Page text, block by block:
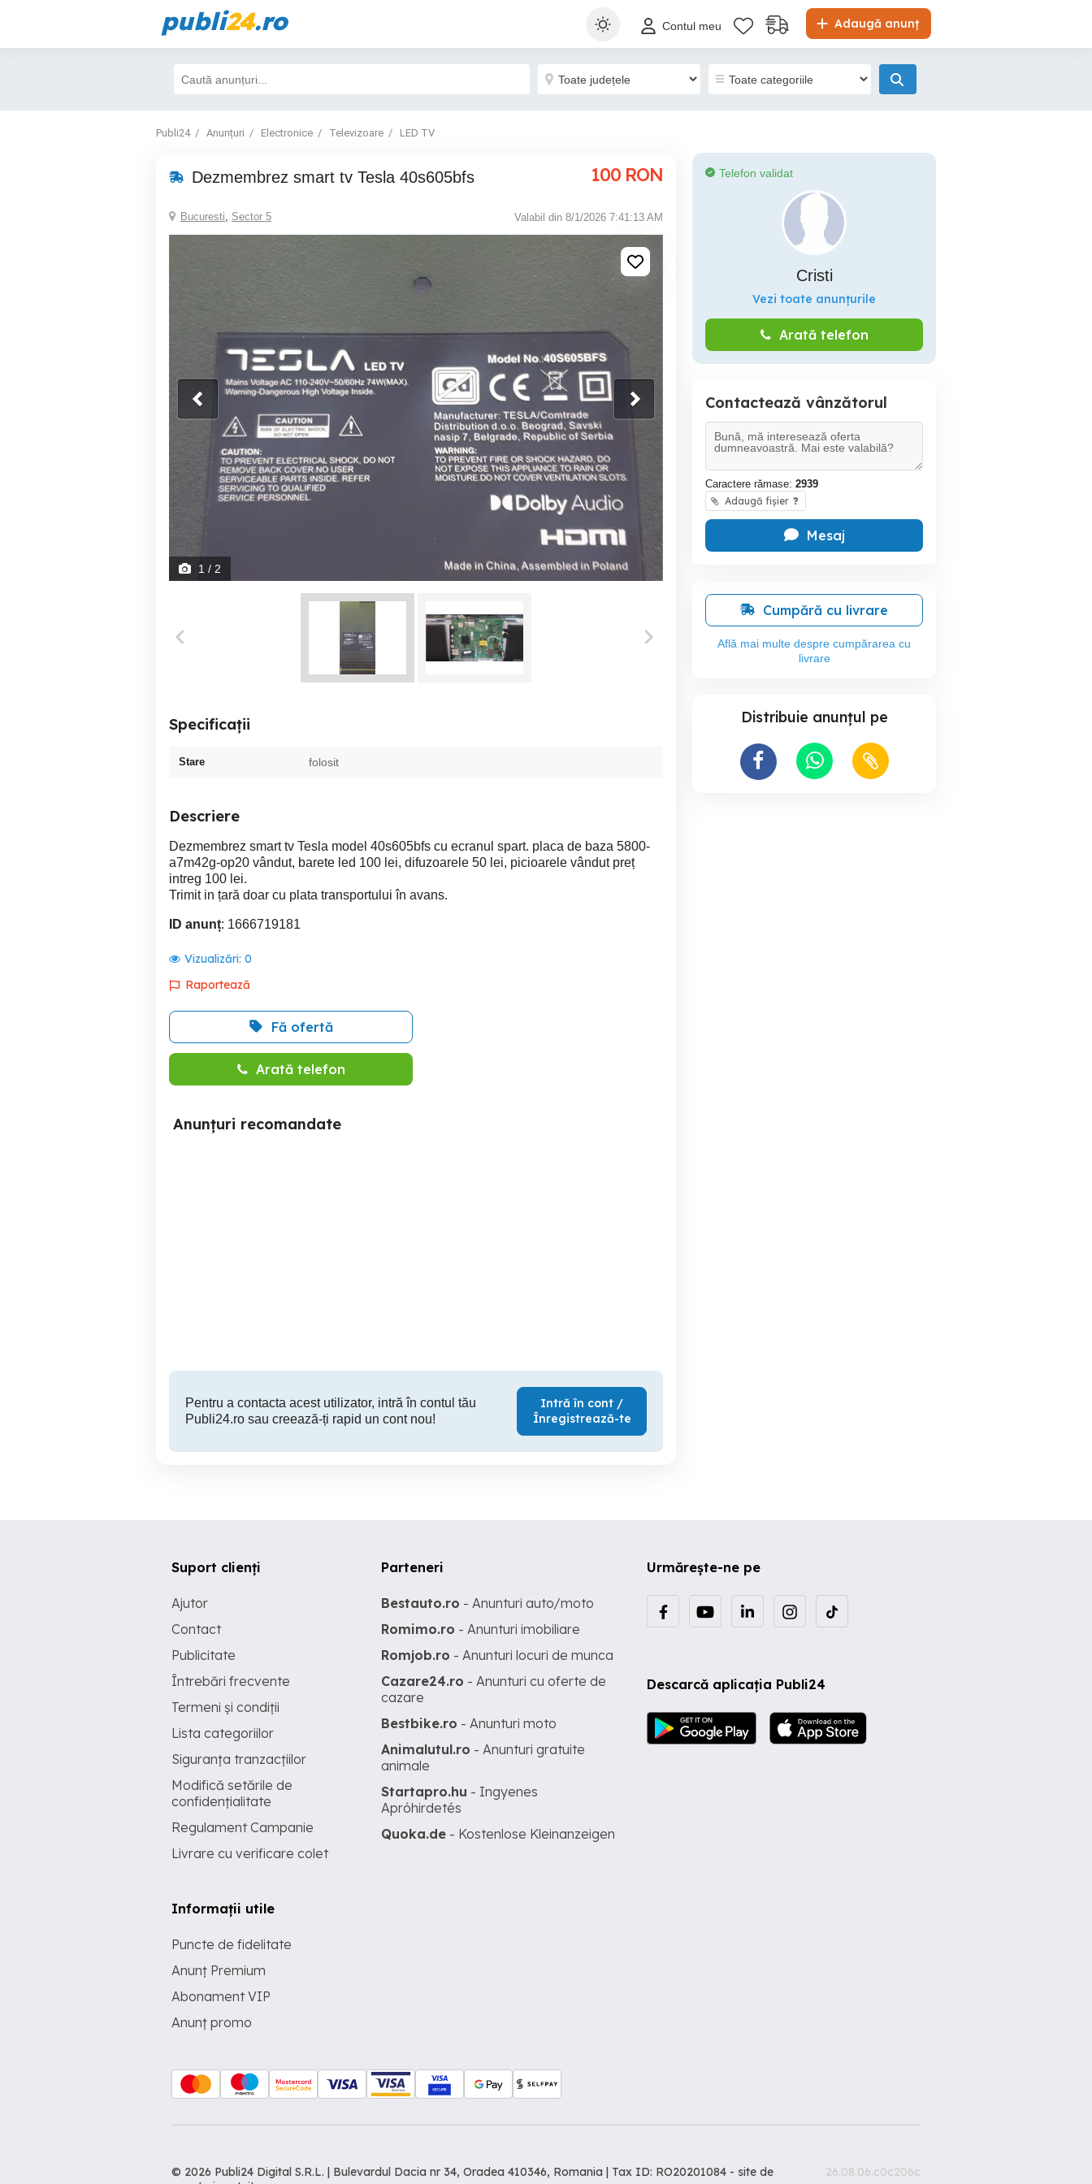
publi24.ro Adaugă anunț
Contul meu
Publi24 Anunțuri Electronice Televizoare LED TV
Dezmembrez smart tv Tesla 40s605bfs 100 RON
Bucuresti, Sector 5 Valabil din 8/1/2026 7:41:13 AM
1 / 2
Specificații
Stare folosit
Descriere
Dezmembrez smart tv Tesla model 40s605bfs cu ecranul spart. placa de baza 5800-
a7m42g-op20 vândut, barete led 100 lei, difuzoarele 50 lei, picioarele vândut preț
intreg 100 lei.
Trimit in țară doar cu plata transportului în avans.
ID anunț: 1666719181
Vizualizări: 0
Raportează
Fă ofertă
Arată telefon
Anunțuri recomandate
Pentru a contacta acest utilizator, intră în contul tău
Publi24.ro sau creează-ți rapid un cont nou!
Intră în cont /
Înregistrează-te
Telefon validat
Cristi
Vezi toate anunțurile
Arată telefon
Contactează vânzătorul
Caractere rămase: 2939
Adaugă fișier ?
Mesaj
Cumpără cu livrare
Află mai multe despre cumpărarea cu
livrare
Distribuie anunțul pe
Urmărește-ne pe
Descarcă aplicația Publi24
Suport clienți
Ajutor
Contact
Publicitate
Întrebări frecvente
Termeni și condiții
Lista categoriilor
Siguranța tranzacțiilor
Modifică setările de
confidențialitate
Regulament Campanie
Livrare cu verificare colet
Informații utile
Puncte de fidelitate
Anunț Premium
Abonament VIP
Anunț promo
Parteneri
Bestauto.ro - Anunturi auto/moto
Romimo.ro - Anunturi imobiliare
Romjob.ro - Anunturi locuri de munca
Cazare24.ro - Anunturi cu oferte de
cazare
Bestbike.ro - Anunturi moto
Animalutul.ro - Anunturi gratuite
animale
Startapro.hu - Ingyenes
Apróhirdetés
Quoka.de - Kostenlose Kleinanzeigen
© 2026 Publi24 Digital S.R.L. | Bulevardul Dacia nr 34, Oradea 410346, Romania | Tax ID: RO20201084 - site de
26.08.06.c0c206c